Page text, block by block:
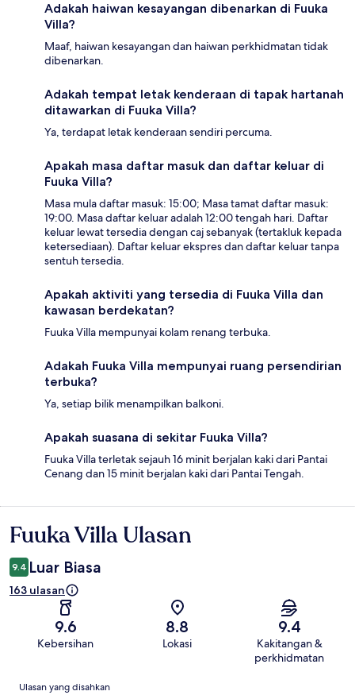
Adakah haiwan kesayangan dibenarkan di Fuuka
Villa?
Maaf, haiwan kesayangan dan haiwan perkhidmatan tidak
dibenarkan.
Adakah tempat letak kenderaan di tapak hartanah
ditawarkan di Fuuka Villa?
Ya, terdapat letak kenderaan sendiri percuma.
Apakah masa daftar masuk dan daftar keluar di
Fuuka Villa?
Masa mula daftar masuk: 15:00; Masa tamat daftar masuk:
19:00. Masa daftar keluar adalah 12:00 tengah hari. Daftar
keluar lewat tersedia dengan caj sebanyak (tertakluk kepada
ketersediaan). Daftar keluar ekspres dan daftar keluar tanpa
sentuh tersedia.
Apakah aktiviti yang tersedia di Fuuka Villa dan
kawasan berdekatan?
Fuuka Villa mempunyai kolam renang terbuka.
Adakah Fuuka Villa mempunyai ruang persendirian
terbuka?
Ya, setiap bilik menampilkan balkoni.
Apakah suasana di sekitar Fuuka Villa?
Fuuka Villa terletak sejauh 16 minit berjalan kaki dari Pantai
Cenang dan 15 minit berjalan kaki dari Pantai Tengah.
Ulasan
Fuuka Villa Ulasan
9.4 Luar Biasa
163 ulasan
9.6
Kebersihan
8.8
Lokasi
9.4
Kakitangan &
perkhidmatan
Ulasan
Ulasan yang disahkan